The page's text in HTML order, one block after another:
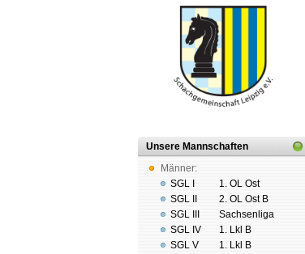
Unsere Mannschaften
Männer:
SGL I
SGL II
SGL III
SGL IV
SGL V
1. OL Ost
2. OL Ost B
Sachsenliga
1. Lkl B
1. Lkl B